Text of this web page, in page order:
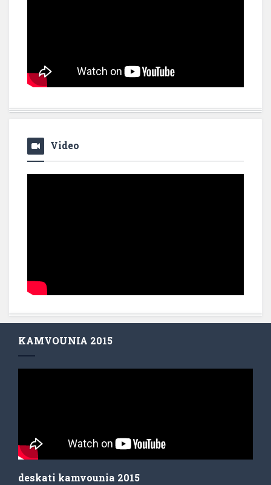
Video
KAMVOUNIA 2015
deskati kamvounia 2015